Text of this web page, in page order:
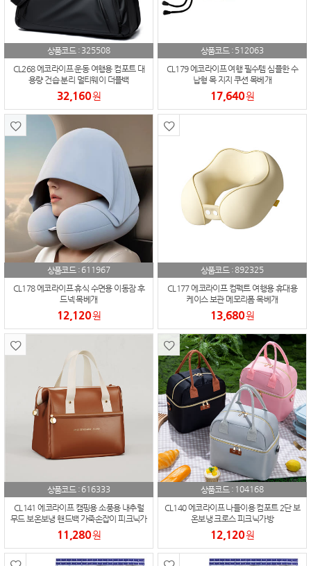
상품코드 : 325508
CL268 에코라이프 운동 여행용 컴포트 대
용량 건습 분리 멀티웨이 더플백
32,160원
상품코드 : 512063
CL179 에코라이프 여행 필수템 심플한 수
납형 목 지지 쿠션 목베개
17,640원
상품코드 : 611967
CL178 에코라이프 휴식 수면용 이동잠 후
드넥 목베개
12,120원
상품코드 :892325
CL177 에코라이프 컴펙트 여행용 휴대용
케이스 보관 메모리폼 목베개
13,680원
상품코드 : 616333
CL141 에코라이프 캠핑용 소풍용 내추럴
무드 보온보냉 핸드백 가죽손잡이 피크닉가
방
11,280원
상품코드 : 104168
CL140 에코라이프 나들이용 컴포트 2단 보
온보냉 크로스 피크닉가방
12,120원